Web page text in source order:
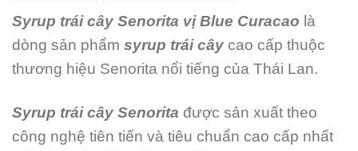
Syrup trái cây Senorita vị Blue Curacao là
dòng sản phẩm syrup trái cây cao cấp thuộc
thương hiệu Senorita nổi tiếng của Thái Lan.
Syrup trái cây Senorita được sản xuất theo
công nghệ tiên tiến và tiêu chuẩn cao cấp nhất